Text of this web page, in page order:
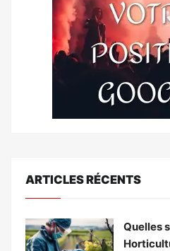
ARTICLES RÉCENTS
Quelles